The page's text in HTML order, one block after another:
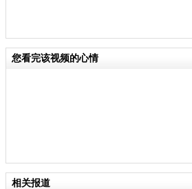
您看完该视频的心情
相关报道